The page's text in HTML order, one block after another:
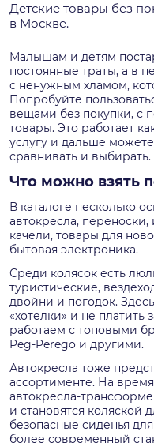
Детские товары без
в Москве.
Малышам и детям
постоянные траты, а в
с ненужным хламом,
Попробуйте
вещами без покупки, с
товары. Это работает
услугу и дальше
сравнивать и выбирать.
Что можно взять
В каталоге несколько
автокресла,
качели, товары для
бытовая электроника.
Среди колясок есть
туристические,
двойни и погодок.
«хотелки» и не
работаем с топовыми
Peg-Perego и другими.
Автокресла тоже
ассортименте. На
автокресла-
и становятся коляской
безопасные сиденья
более современный